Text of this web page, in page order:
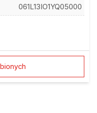
061L13IO1YQ05000